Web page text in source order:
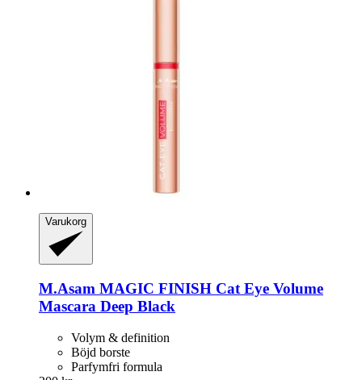
Varukorg
M.Asam MAGIC FINISH Cat Eye Volume
Mascara Deep Black
Volym & definition
Böjd borste
Parfymfri formula